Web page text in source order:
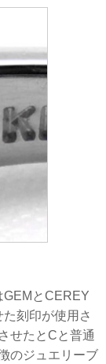
GEMとCEREY
刻印が使用さ
せたとCと普通
のジュエリーブ